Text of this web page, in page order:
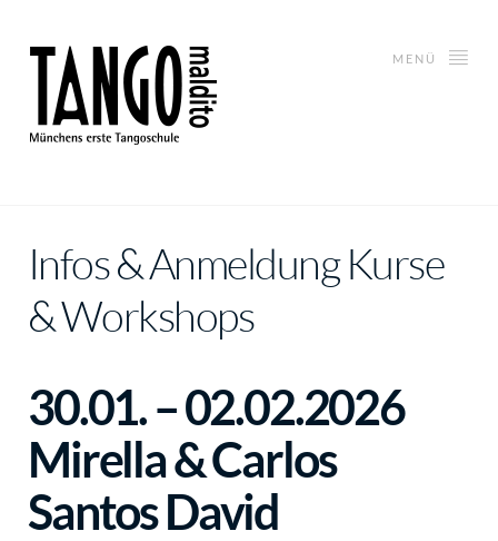
MENÜ
Infos & Anmeldung Kurse
& Workshops
30.01. – 02.02.2026
Mirella & Carlos
Santos David